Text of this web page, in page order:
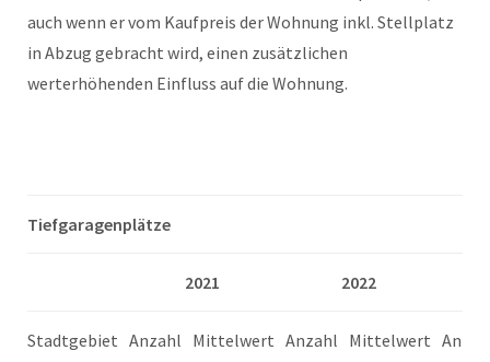
auch wenn er vom Kaufpreis der Wohnung inkl. Stellplatz
in Abzug gebracht wird, einen zusätzlichen
werterhöhenden Einfluss auf die Wohnung.
Tiefgaragenplätze
2021 2022
Stadtgebiet Anzahl Mittelwert Anzahl Mittelwert